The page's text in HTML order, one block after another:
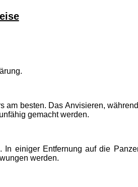
am besten. Das Anvisieren,
gemacht werden.
einiger Entfernung auf die
werden.